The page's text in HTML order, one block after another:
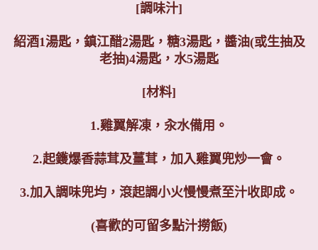
[調味汁]
紹酒1湯匙，鎮江醋2湯匙，糖3湯匙，醬油(或生抽及
老抽)4湯匙，水5湯匙
[材料]
1.雞翼解凍，汆水備用。
2.起鑊爆香蒜茸及薑茸，加入雞翼兜炒一會。
3.加入調味兜均，滾起調小火慢慢煮至汁收即成。
(喜歡的可留多點汁撈飯)